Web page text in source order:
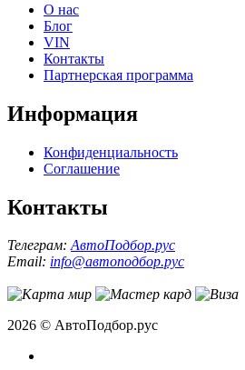
О нас
Блог
VIN
Контакты
Партнерская программа
Информация
Конфиденциальность
Соглашение
Контакты
Телеграм:АвтоПодбор.рус
Email: info@автоподбор.рус
2026 © АвтоПодбор.рус